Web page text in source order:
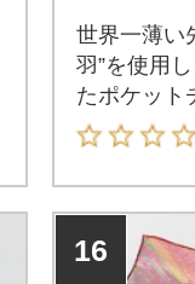
世界一薄い
羽”を使用
たポケット
16